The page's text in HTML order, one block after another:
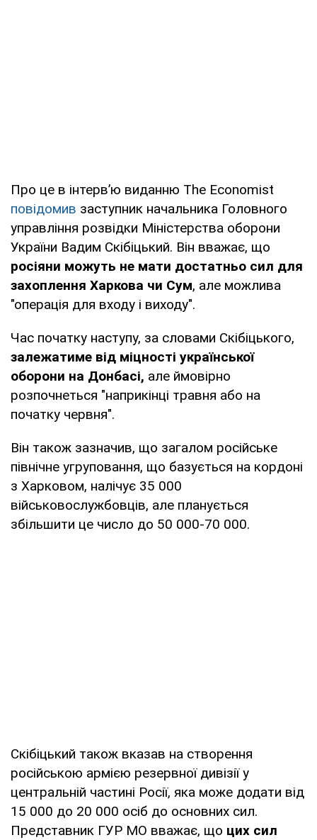
Про це в інтерв’ю виданню The Economist
повідомив заступник начальника Головного
управління розвідки Міністерства оборони
України Вадим Скібіцький. Він вважає, що
росіяни можуть не мати достатньо сил для
захоплення Харкова чи Сум, але можлива
"операція для входу і виходу".
Час початку наступу, за словами Скібіцького,
залежатиме від міцності української
оборони на Донбасі, але ймовірно
розпочнеться "наприкінці травня або на
початку червня".
Він також зазначив, що загалом російське
північне угруповання, що базується на кордоні
з Харковом, налічує 35 000
військовослужбовців, але планується
збільшити це число до 50 000-70 000.
Скібіцький також вказав на створення
російською армією резервної дивізії у
центральній частині Росії, яка може додати від
15 000 до 20 000 осіб до основних сил.
Представник ГУР МО вважає, що цих сил